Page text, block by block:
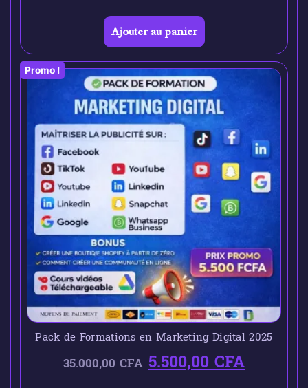
Ajouter au panier
Promo !
Pack de Formations en Marketing Digital 2025
35.000,00CFA 5.500,00CFA